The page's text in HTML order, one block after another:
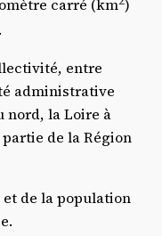
carré (km )
.
entre
administrative
nord, la Loire à
partie de la Région
de la population